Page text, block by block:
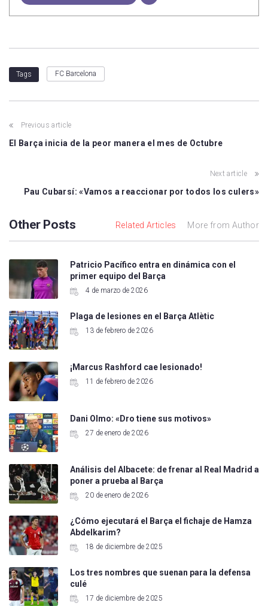
Tags FC Barcelona
Previous article
El Barça inicia de la peor manera el mes de Octubre
Next article
Pau Cubarsí: «Vamos a reaccionar por todos los culers»
Other Posts Related Articles More from Author
Patricio Pacífico entra en dinámica con el
primer equipo del Barça
4 de marzo de 2026
Plaga de lesiones en el Barça Atlètic
13 de febrero de 2026
¡Marcus Rashford cae lesionado!
11 de febrero de 2026
Dani Olmo: «Dro tiene sus motivos»
27 de enero de 2026
Análisis del Albacete: de frenar al Real Madrid a
poner a prueba al Barça
20 de enero de 2026
¿Cómo ejecutará el Barça el fichaje de Hamza
Abdelkarim?
18 de diciembre de 2025
Los tres nombres que suenan para la defensa
culé
17 de diciembre de 2025